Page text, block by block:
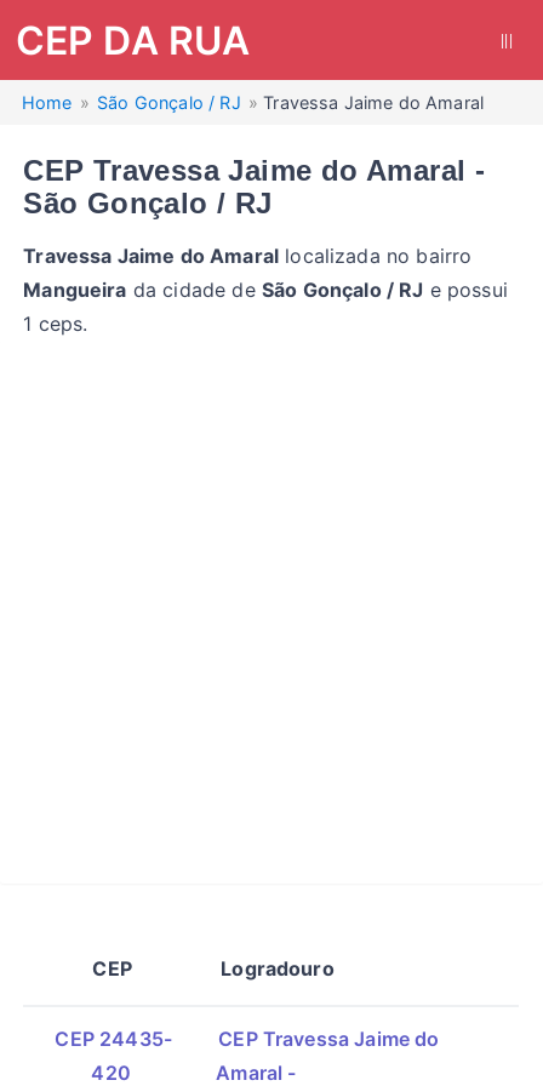
CEP DA RUA
Home São Gonçalo / RJ Travessa Jaime do Amaral
CEP Travessa Jaime do Amaral -
São Gonçalo / RJ
Travessa Jaime do Amaral localizada no bairro
Mangueira da cidade de São Gonçalo / RJ e possui
1 ceps.
CEP Logradouro
CEP 24435-
420
CEP Travessa Jaime do
Amaral -